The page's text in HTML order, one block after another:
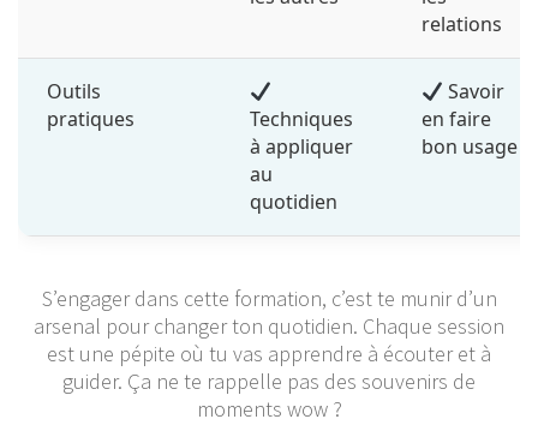
relations
Outils
pratiques
Techniques
à appliquer
au
quotidien
Savoir
en faire
bon usage
S’engager dans cette formation, c’est te munir d’un
arsenal pour changer ton quotidien. Chaque session
est une pépite où tu vas apprendre à écouter et à
guider. Ça ne te rappelle pas des souvenirs de
moments wow ?